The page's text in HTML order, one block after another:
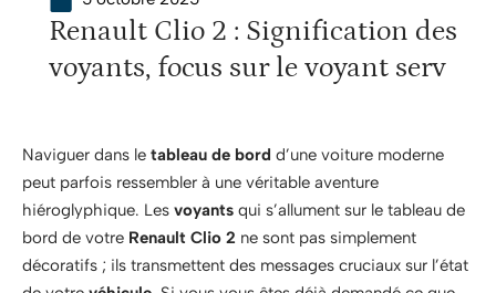
Renault Clio 2 : Signification des
voyants, focus sur le voyant serv
Naviguer dans le tableau de bord d’une voiture moderne
peut parfois ressembler à une véritable aventure
hiéroglyphique. Les voyants qui s’allument sur le tableau de
bord de votre Renault Clio 2 ne sont pas simplement
décoratifs ; ils transmettent des messages cruciaux sur l’état